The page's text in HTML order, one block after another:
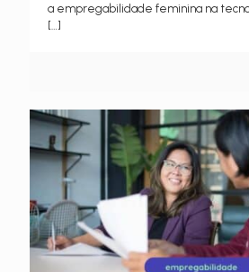
a empregabilidade feminina na
[…]